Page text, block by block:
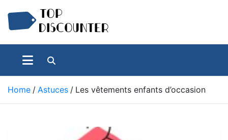
content
Top Discounter
Achats Discount – Bonnes affaires du web
Home Astuces Les vêtements enfants d’occasion